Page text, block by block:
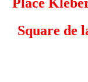
Square de